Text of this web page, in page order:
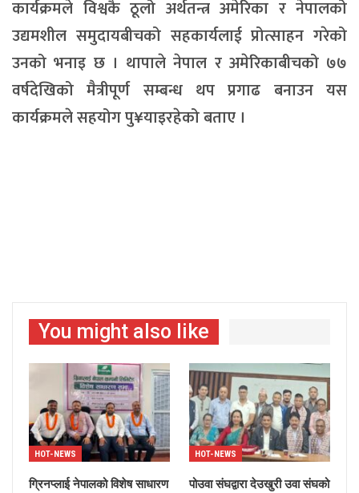
कार्यक्रमले विश्वकै ठूलो अर्थतन्त्र अमेरिका र नेपालको
उद्यमशील समुदायबीचको सहकार्यलाई प्रोत्साहन गरेको
उनको भनाइ छ । थापाले नेपाल र अमेरिकाबीचको ७७
वर्षदेखिको मैत्रीपूर्ण सम्बन्ध थप प्रगाढ बनाउन यस
कार्यक्रमले सहयोग पु¥याइरहेको बताए ।
You might also like
HOT-NEWS
ग्रिनप्लाई नेपालको विशेष साधारण
HOT-NEWS
पोउवा संघद्वारा देउखुरी उवा संघको